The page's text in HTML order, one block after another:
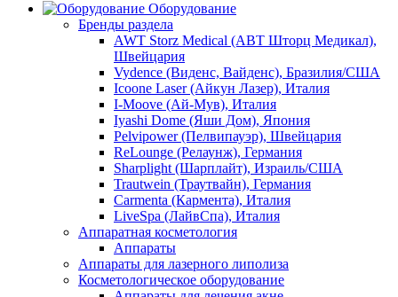
Оборудование
Бренды раздела
AWT Storz Medical (АВТ Шторц Медикал),
Швейцария
Vydence (Виденс, Вайденс), Бразилия/США
Icoone Laser (Айкун Лазер), Италия
I-Moove (Ай-Мув), Италия
Iyashi Dome (Яши Дом), Япония
Pelvipower (Пелвипауэр), Швейцария
ReLounge (Релаунж), Германия
Sharplight (Шарплайт), Израиль/США
Trautwein (Траутвайн), Германия
Carmenta (Кармента), Италия
LiveSpa (ЛайвСпа), Италия
Аппаратная косметология
Аппараты
Аппараты для лазерного липолиза
Косметологическое оборудование